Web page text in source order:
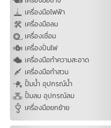
เครื่องมือไฟฟ้า
เครื่องมือลม
เครื่องเชื่อม
เครื่องปั่นไฟ
เครื่องมือทำความสะอาด
เครื่องมือทำสวน
ปั้มน้ำ อุปกรณ์น้ำ
ปั้มลม อุปกรณ์ลม
เครื่องมือยกย้าย